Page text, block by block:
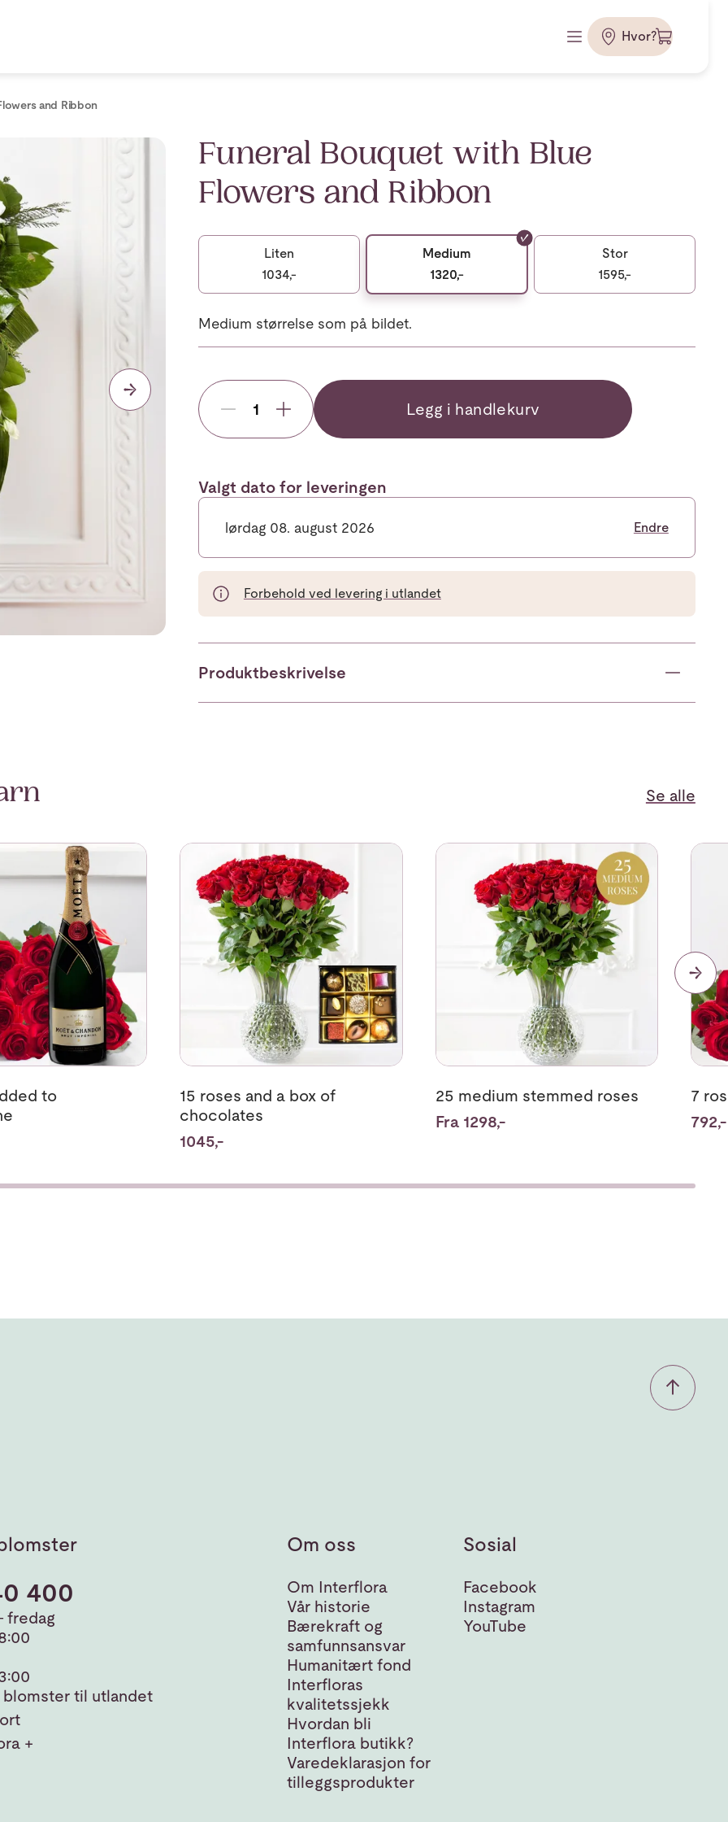
Hvor?
and Ribbon
Mid
Funeral Bouquet with Blue
Flowers and Ribbon
Liten
1034,-
Medium
1320,-
Stor
1595,-
Medium størrelse som på bildet.
Legg i handlekurv
Valgt dato for leveringen
lørdag 08. august 2026 Endre
Forbehold ved levering i utlandet
Produktbeskrivelse
Se alle
roses added to Champagne
to
Se mer om 15 roses and a box of chocolates
15 roses and a box of
chocolates
1045,-
Se mer om 25 medium stemmed roses
25 medium stemmed roses
Fra 1298,-
Se
7
792,-
400
fredag
blomster til utlandet
+
Om oss
Om Interflora
Vår historie
Bærekraft og
samfunnsansvar
Humanitært fond
Interfloras
kvalitetssjekk
Hvordan bli
Interflora butikk?
Varedeklarasjon for
tilleggsprodukter
Sosial
Facebook
Instagram
YouTube